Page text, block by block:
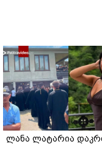
ლანა ლატარია